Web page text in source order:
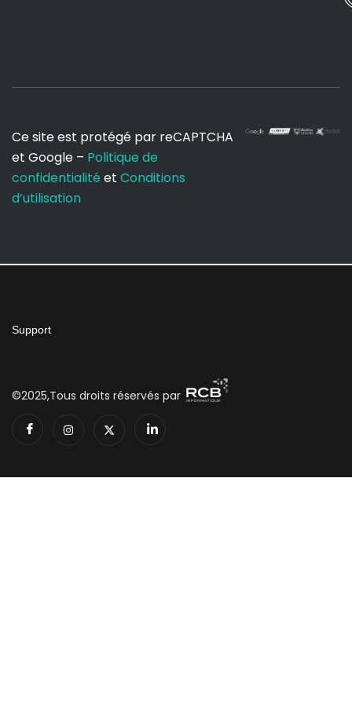
Ce site est protégé par reCAPTCHA
et Google – Politique de
confidentialité et Conditions
d’utilisation
Support
©2025,Tous droits réservés par